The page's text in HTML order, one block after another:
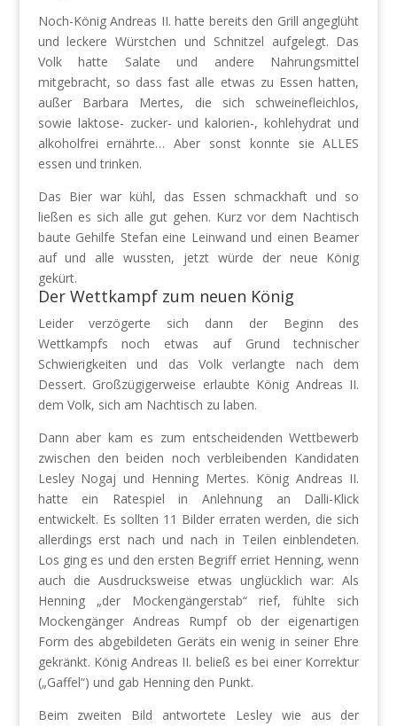
Noch-König Andreas II. hatte bereits den Grill angeglüht
und leckere Würstchen und Schnitzel aufgelegt. Das
Volk hatte Salate und andere Nahrungsmittel
mitgebracht, so dass fast alle etwas zu Essen hatten,
außer Barbara Mertes, die sich schweinefleichlos,
sowie laktose- zucker- und kalorien-, kohlehydrat und
alkoholfrei ernährte… Aber sonst konnte sie ALLES
essen und trinken.
Das Bier war kühl, das Essen schmackhaft und so
ließen es sich alle gut gehen. Kurz vor dem Nachtisch
baute Gehilfe Stefan eine Leinwand und einen Beamer
auf und alle wussten, jetzt würde der neue König
gekürt.
Der Wettkampf zum neuen König
Leider verzögerte sich dann der Beginn des
Wettkampfs noch etwas auf Grund technischer
Schwierigkeiten und das Volk verlangte nach dem
Dessert. Großzügigerweise erlaubte König Andreas II.
dem Volk, sich am Nachtisch zu laben.
Dann aber kam es zum entscheidenden Wettbewerb
zwischen den beiden noch verbleibenden Kandidaten
Lesley Nogaj und Henning Mertes. König Andreas II.
hatte ein Ratespiel in Anlehnung an Dalli-Klick
entwickelt. Es sollten 11 Bilder erraten werden, die sich
allerdings erst nach und nach in Teilen einblendeten.
Los ging es und den ersten Begriff erriet Henning, wenn
auch die Ausdrucksweise etwas unglücklich war: Als
Henning „der Mockengängerstab“ rief, fühlte sich
Mockengänger Andreas Rumpf ob der eigenartigen
Form des abgebildeten Geräts ein wenig in seiner Ehre
gekränkt. König Andreas II. beließ es bei einer Korrektur
(„Gaffel“) und gab Henning den Punkt.
Beim zweiten Bild antwortete Lesley wie aus der